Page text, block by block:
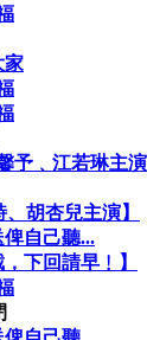
家
予﹑江若琳主演
胡杏兒主演】
自己聽...
下回請早﹗】